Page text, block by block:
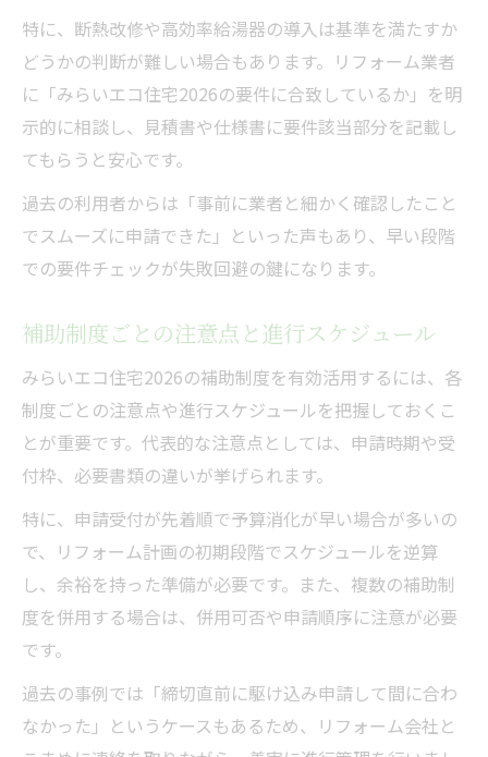
特に、断熱改修や高効率給湯器の導入は基準を満たすか
どうかの判断が難しい場合もあります。リフォーム業者
に「みらいエコ住宅2026の要件に合致しているか」を明
示的に相談し、見積書や仕様書に要件該当部分を記載し
てもらうと安心です。
過去の利用者からは「事前に業者と細かく確認したこと
でスムーズに申請できた」といった声もあり、早い段階
での要件チェックが失敗回避の鍵になります。
補助制度ごとの注意点と進行スケジュール
みらいエコ住宅2026の補助制度を有効活用するには、各
制度ごとの注意点や進行スケジュールを把握しておくこ
とが重要です。代表的な注意点としては、申請時期や受
付枠、必要書類の違いが挙げられます。
特に、申請受付が先着順で予算消化が早い場合が多いの
で、リフォーム計画の初期段階でスケジュールを逆算
し、余裕を持った準備が必要です。また、複数の補助制
度を併用する場合は、併用可否や申請順序に注意が必要
です。
過去の事例では「締切直前に駆け込み申請して間に合わ
なかった」というケースもあるため、リフォーム会社と